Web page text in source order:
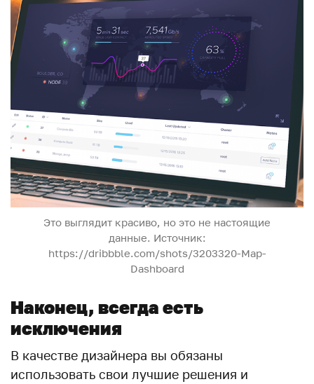
Это выглядит красиво, но это не настоящие
данные. Источник:
https://dribbble.com/shots/3203320-Map-
Dashboard
Наконец, всегда есть
исключения
В качестве дизайнера вы обязаны
использовать свои лучшие решения и